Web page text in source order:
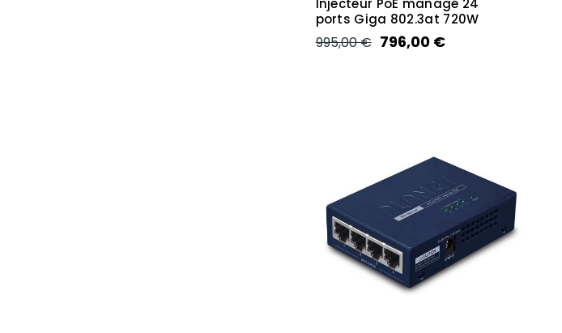
Injecteur PoE managé 24
ports Giga 802.3at 720W
995,00 € 796,00 €